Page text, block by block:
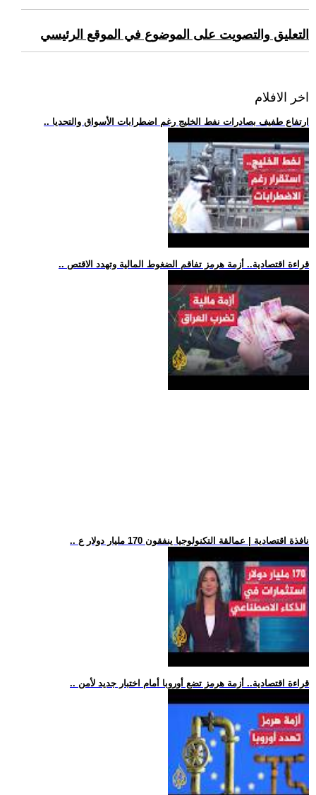
التعليق والتصويت على الموضوع في الموقع الرئيسي
اخر الافلام
.. ارتفاع طفيف بصادرات نفط الخليج رغم اضطرابات الأسواق والتحديا
.. قراءة اقتصادية.. أزمة هرمز تفاقم الضغوط المالية وتهدد الاقتص
.. نافذة اقتصادية | عمالقة التكنولوجيا ينفقون 170 مليار دولار ع
.. قراءة اقتصادية.. أزمة هرمز تضع أوروبا أمام اختبار جديد لأمن